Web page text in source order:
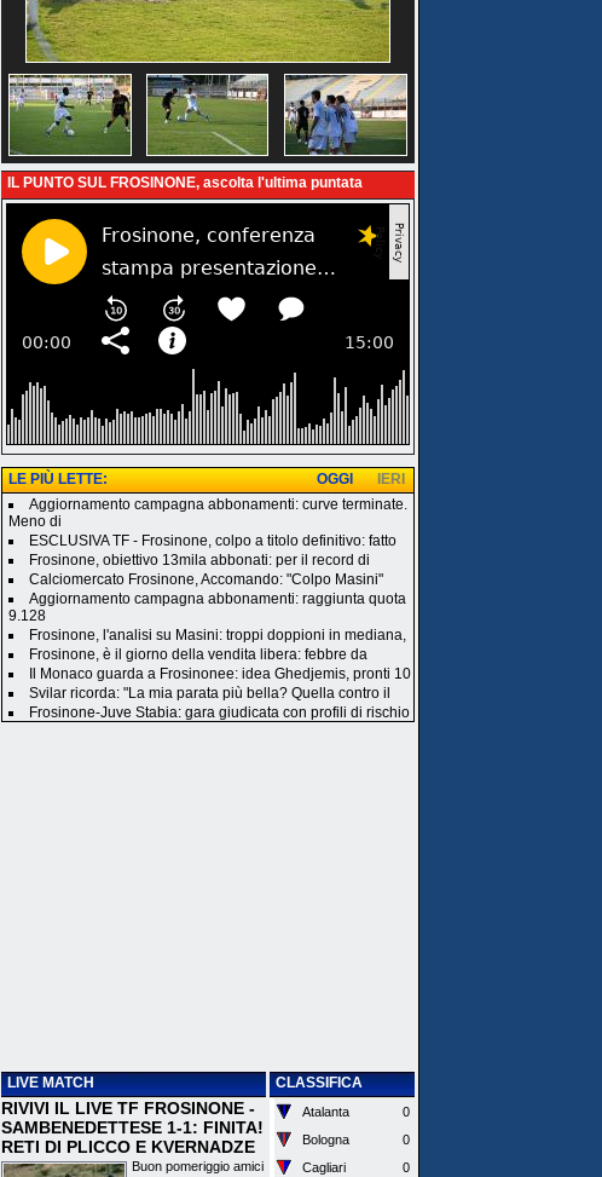
IL PUNTO SUL FROSINONE, ascolta l'ultima puntata
LE PIÙ LETTE: IERI
OGGI
Aggiornamento campagna abbonamenti: curve terminate.
Meno di
ESCLUSIVA TF - Frosinone, colpo a titolo definitivo: fatto
Frosinone, obiettivo 13mila abbonati: per il record di
Calciomercato Frosinone, Accomando: "Colpo Masini"
Aggiornamento campagna abbonamenti: raggiunta quota
9.128
Frosinone, l'analisi su Masini: troppi doppioni in mediana,
Frosinone, è il giorno della vendita libera: febbre da
Il Monaco guarda a Frosinonee: idea Ghedjemis, pronti 10
Svilar ricorda: "La mia parata più bella? Quella contro il
Frosinone-Juve Stabia: gara giudicata con profili di rischio
LIVE MATCH
RIVIVI IL LIVE TF FROSINONE -
SAMBENEDETTESE 1-1: FINITA!
RETI DI PLICCO E KVERNADZE
Buon pomeriggio amici
CLASSIFICA
Atalanta
0
Bologna
0
Cagliari
0